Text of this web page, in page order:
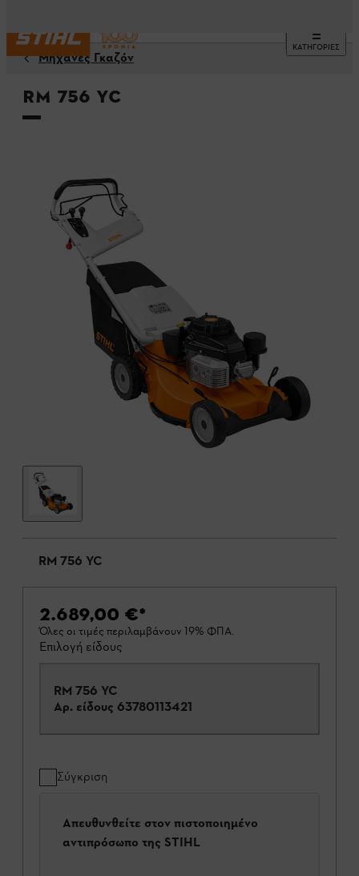
ΚΑΤΗΓΟΡΙΕΣ
Μηχανές Γκαζόν
RM 756 YC
RM 756 YC
2.689,00 €*
Όλες οι τιμές περιλαμβάνουν 19% ΦΠΑ.
Επιλογή είδους
RM 756 YC
Αρ. είδους 63780113421
Σύγκριση
Απευθυνθείτε στον πιστοποιημένο
αντιπρόσωπο της STIHL